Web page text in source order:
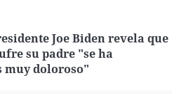
Joe Biden revela que
su padre "se ha
muy doloroso"